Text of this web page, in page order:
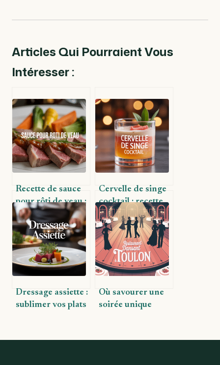
Articles Qui Pourraient Vous
Intéresser :
Recette de sauce
pour rôti de veau :
sublimer votre
plat simplement
Cervelle de singe
cocktail : recette,
histoire et astuces
pour surprendre
vos invités
Dressage assiette :
sublimer vos plats
Où savourer une
soirée unique
dansant à Toulon